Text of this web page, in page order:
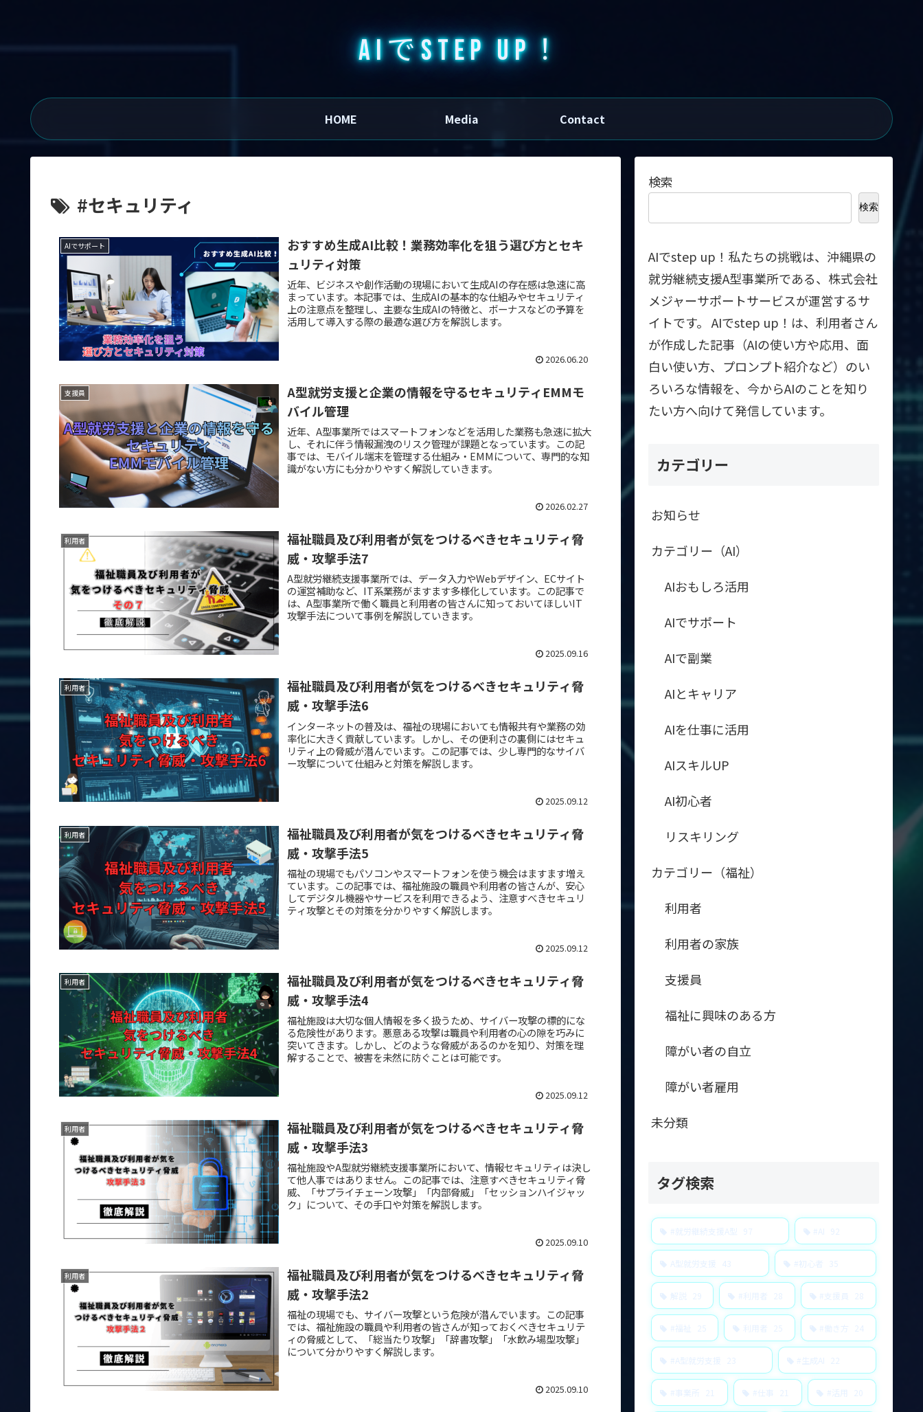
AIでSTEP UP！
HOME Media Contact
#セキュリティ
AIでサポート
おすすめ生成AI比較！業務効率化を狙う選び方とセキ
ュリティ対策
近年、ビジネスや創作活動の現場において生成AIの存在感は急速に高
まっています。本記事では、生成AIの基本的な仕組みやセキュリティ
上の注意点を整理し、主要な生成AIの特徴と、ボーナスなどの予算を
活用して導入する際の最適な選び方を解説します。
2026.06.20
支援員
A型就労支援と企業の情報を守るセキュリティEMMモ
バイル管理
近年、A型事業所ではスマートフォンなどを活用した業務も急速に拡大
し、それに伴う情報漏洩のリスク管理が課題となっています。この記
事では、モバイル端末を管理する仕組み・EMMについて、専門的な知
識がない方にも分かりやすく解説していきます。
2026.02.27
利用者
福祉職員及び利用者が気をつけるべきセキュリティ脅
威・攻撃手法7
A型就労継続支援事業所では、データ入力やWebデザイン、ECサイト
の運営補助など、IT系業務がますます多様化しています。この記事で
は、A型事業所で働く職員と利用者の皆さんに知っておいてほしいIT
攻撃手法について事例を解説していきます。
2025.09.16
利用者
福祉職員及び利用者が気をつけるべきセキュリティ脅
威・攻撃手法6
インターネットの普及は、福祉の現場においても情報共有や業務の効
率化に大きく貢献しています。しかし、その便利さの裏側にはセキュ
リティ上の脅威が潜んでいます。この記事では、少し専門的なサイバ
ー攻撃について仕組みと対策を解説します。
2025.09.12
利用者
福祉職員及び利用者が気をつけるべきセキュリティ脅
威・攻撃手法5
福祉の現場でもパソコンやスマートフォンを使う機会はますます増え
ています。この記事では、福祉施設の職員や利用者の皆さんが、安心
してデジタル機器やサービスを利用できるよう、注意すべきセキュリ
ティ攻撃とその対策を分かりやすく解説します。
2025.09.12
利用者
福祉職員及び利用者が気をつけるべきセキュリティ脅
威・攻撃手法4
福祉施設は大切な個人情報を多く扱うため、サイバー攻撃の標的にな
る危険性があります。悪意ある攻撃は職員や利用者の心の隙を巧みに
突いてきます。しかし、どのような脅威があるのかを知り、対策を理
解することで、被害を未然に防ぐことは可能です。
2025.09.12
利用者
福祉職員及び利用者が気をつけるべきセキュリティ脅
威・攻撃手法3
福祉施設やA型就労継続支援事業所において、情報セキュリティは決し
て他人事ではありません。この記事では、注意すべきセキュリティ脅
威、「サプライチェーン攻撃」「内部脅威」「セッションハイジャッ
ク」について、その手口や対策を解説します。
2025.09.10
利用者
福祉職員及び利用者が気をつけるべきセキュリティ脅
威・攻撃手法2
福祉の現場でも、サイバー攻撃という危険が潜んでいます。この記事
では、福祉施設の職員や利用者の皆さんが知っておくべきセキュリテ
ィの脅威として、「総当たり攻撃」「辞書攻撃」「水飲み場型攻撃」
について分かりやすく解説します。
2025.09.10
検索
検索
AIでstep up！私たちの挑戦は、沖縄県の
就労継続支援A型事業所である、株式会社
メジャーサポートサービスが運営するサ
イトです。 AIでstep up！は、利用者さん
が作成した記事（AIの使い方や応用、面
白い使い方、プロンプト紹介など）のい
ろいろな情報を、今からAIのことを知り
たい方へ向けて発信しています。
カテゴリー
お知らせ
カテゴリー（AI）
AIおもしろ活用
AIでサポート
AIで副業
AIとキャリア
AIを仕事に活用
AIスキルUP
AI初心者
リスキリング
カテゴリー（福祉）
利用者
利用者の家族
支援員
福祉に興味のある方
障がい者の自立
障がい者雇用
未分類
タグ検索
#就労継続支援A型 97 #AI 92
A型就労支援 43 #初心者 35
解説 29 #利用者 28 #支援員 28
#福祉 25 利用者 25 #働き方 24
#A型就労支援 23 #生成AI 22
#事業所 21 #仕事 21 #活用 20